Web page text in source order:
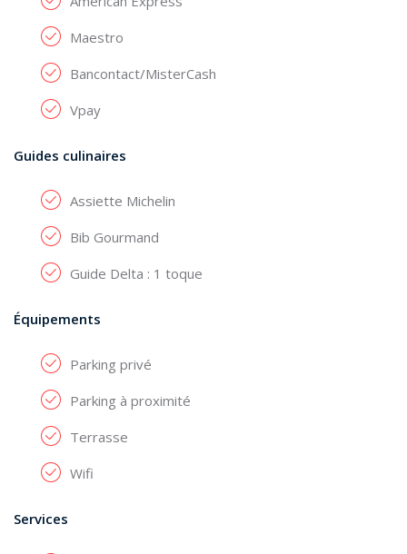
Maestro
Bancontact/MisterCash
Vpay
Guides culinaires
Assiette Michelin
Bib Gourmand
Guide Delta : 1 toque
Équipements
Parking privé
Parking à proximité
Terrasse
Wifi
Services